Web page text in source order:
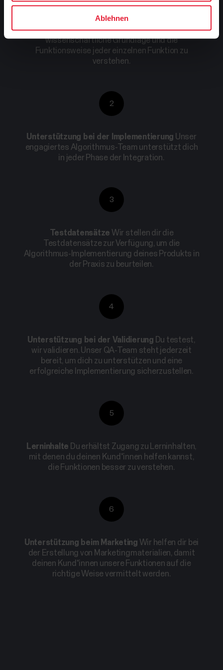
Ablehnen
Funktionsbeschreibungen
Dokumentationen helfen dir, die
wissenschaftliche Grundlage und die
Funktionsweise jeder einzelnen Funktion zu
verstehen.
2
Unterstützung bei der Implementierung Unser
engagiertes Algorithmus-Team unterstützt dich
in jeder Phase der Integration.
3
Testdatensätze Wir stellen dir die
Testdatensätze zur Verfügung, um die
Algorithmus-Implementierung deines Produkts in
der Praxis zu beurteilen.
4
Unterstützung bei der Validierung Du testest,
wir validieren. Unser QA-Team steht jederzeit
bereit, um dich zu unterstützen und eine
erfolgreiche Implementierung sicherzustellen.
5
Lerninhalte Du erhältst Zugang zu Lerninhalten,
mit denen du deinen Kund*innen helfen kannst,
die Funktionen besser zu verstehen.
6
Unterstützung beim Marketing Wir helfen dir bei
der Erstellung von Marketingmaterialien, damit
deinen Kund*innen unsere Funktionen auf die
richtige Weise vermittelt werden.